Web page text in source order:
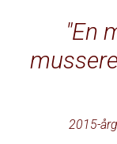
En
2015-